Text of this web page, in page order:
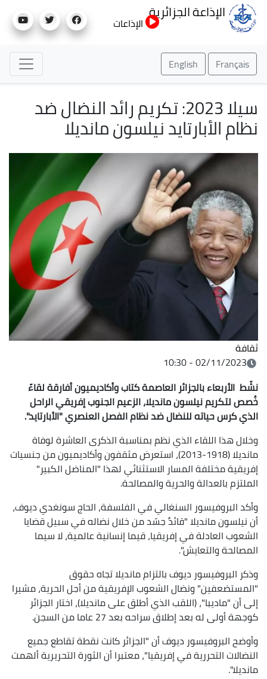
إلى
الإذاعة الجزائرية
الإذاعات
Français
English
سيلا 2023: تكريم رائد النضال ضد
نظام الأبارتايد نيلسون مانديلا
ثقافة
02/11/2023 - 10:30
نشّط الأربعاء بالجزائر العاصمة كتاب وأكاديميون أفارقة لقاءً
خُصص لتكريم نيلسون مانديلا، الزعيم الجنوب إفريقي الراحل
الذي كرس حياته للنضال ضد نظام الفصل العنصري "الأبارتايد".
وخلال هذا اللقاء الذي نظم بمناسبة الذكرى العاشرة لوفاة
مانديلا (1918-2013)، استعرض مثقفون وأكاديميون من جنسيات
إفريقية مختلفة المسار الاستثنائي لهذا "المناضل الكبير"
الملتزم بالعدالة والحرية والمصالحة.
وأكد البروفيسور السنغالي في الفلسفة، الحاج سونغدي ديوف،
أن نيلسون مانديلا "قائدٌ جسّد من خلال نضاله في سبيل قضايا
الشعوب العادلة في إفريقيا، قيما إنسانية عالمية، لا سيما
المصالحة والتعايش".
وذكر البروفيسور ديوف بالتزام مانديلا تجاه حقوق
"المستضعفين" ونضال الشعوب الإفريقية من أجل الحرية، مشيرا
إلى أن "ماديبا"، (اللقب الذي أطلق على مانديلا)، اختار الجزائر
كوجهة أولى له بعد إطلاق سراحه بعد 27 عاما من السجن.
وأوضح البروفيسور ديوف أن "الجزائر كانت نقطة تقاطع جميع
النضالات التحررية في إفريقيا"، معتبرا أن الثورة التحريرية ألهمت
مانديلا".